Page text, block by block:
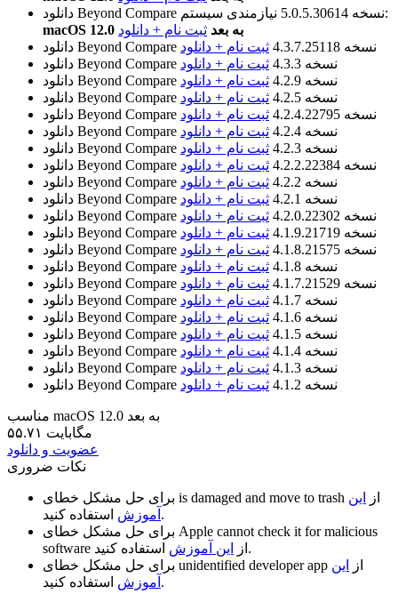
دانلود Beyond Compare
نسخه 5.0.5.30614نیازمندی سیستم:
macOS 12.0 به بعد ثبت نام + دانلود
دانلود Beyond Compare
نسخه 4.3.7.25118
ثبت نام + دانلود
دانلود Beyond Compare
نسخه 4.3.3
ثبت نام + دانلود
دانلود Beyond Compare
نسخه 4.2.9
ثبت نام + دانلود
دانلود Beyond Compare
نسخه 4.2.5
ثبت نام + دانلود
دانلود Beyond Compare
نسخه 4.2.4.22795
ثبت نام + دانلود
دانلود Beyond Compare
نسخه 4.2.4
ثبت نام + دانلود
دانلود Beyond Compare
نسخه 4.2.3
ثبت نام + دانلود
دانلود Beyond Compare
نسخه 4.2.2.22384
ثبت نام + دانلود
دانلود Beyond Compare
نسخه 4.2.2
ثبت نام + دانلود
دانلود Beyond Compare
نسخه 4.2.1
ثبت نام + دانلود
دانلود Beyond Compare
نسخه 4.2.0.22302
ثبت نام + دانلود
دانلود Beyond Compare
نسخه 4.1.9.21719
ثبت نام + دانلود
دانلود Beyond Compare
نسخه 4.1.8.21575
ثبت نام + دانلود
دانلود Beyond Compare
نسخه 4.1.8
ثبت نام + دانلود
دانلود Beyond Compare
نسخه 4.1.7.21529
ثبت نام + دانلود
دانلود Beyond Compare
نسخه 4.1.7
ثبت نام + دانلود
دانلود Beyond Compare
نسخه 4.1.6
ثبت نام + دانلود
دانلود Beyond Compare
نسخه 4.1.5
ثبت نام + دانلود
دانلود Beyond Compare
نسخه 4.1.4
ثبت نام + دانلود
دانلود Beyond Compare
نسخه 4.1.3
ثبت نام + دانلود
دانلود Beyond Compare
نسخه 4.1.2 ثبت نام + دانلود
مناسب macOS 12.0 به بعد
۵۵.۷۱ مگابایت
عضویت و دانلود
نکات ضروری
is damaged and move to trash از
این
آموزش استفاده کنید.
Apple cannot check it for malicious
software
از این آموزش
استفاده کنید.
unidentified developer app از
این
آموزش استفاده کنید.